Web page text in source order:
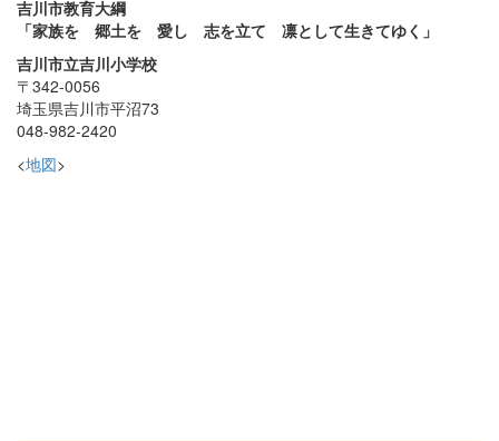
吉川市教育大綱
「家族を 郷土を 愛し 志を立て 凛として生きてゆく」
吉川市立吉川小学校
〒342-0056
埼玉県吉川市平沼73
048-982-2420
<地図>